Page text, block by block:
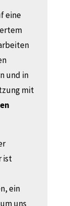
eine
und in
mit
ist
ein
uns